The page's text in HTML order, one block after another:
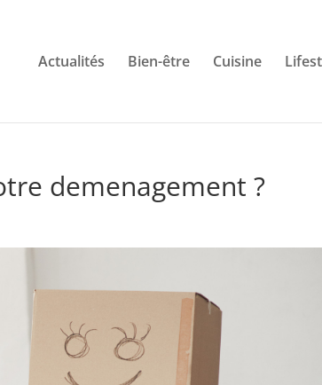
Actualités Bien-être Cuisine
demenagement ?